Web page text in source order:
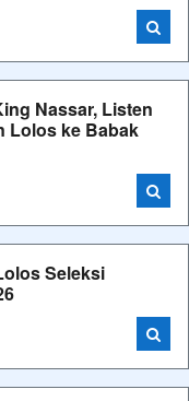
Nassar, Listen
Lolos ke Babak
Seleksi